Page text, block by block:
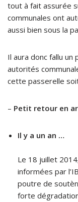
tout à fait assurée
communales ont
aussi bien sous la
Il aura donc fallu un
autorités
cette passerelle
– Petit retour en
Il y a un an …
Le 18 juillet
informées par
poutre de
forte